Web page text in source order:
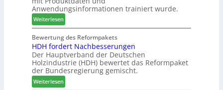
V
e
r
b
i
n
d
e
r
o
n
s
w
o
c
h
e
n
2
m
e
l
d
e
t
B
e
s
Anwendungsinformationen trainiert wurde.
Weiterlesen:
C
h
a
t
b
o
t
Bewertung des Reformpakets
HDH fordert Nachbesserungen
Der Hauptverband der Deutschen
Holzindustrie (HDH) bewertet das Reformpaket
der Bundesregierung gemischt.
Weiterlesen: